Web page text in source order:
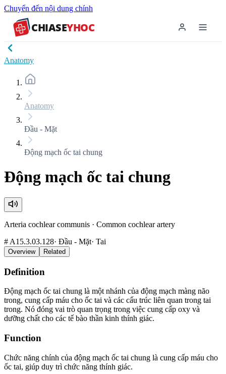
Chuyển đến nội dung chính
CHIASEYHOC
Anatomy
Anatomy
Đầu - Mặt
Động mạch ốc tai chung
Động mạch ốc tai chung
Arteria cochlear communis · Common cochlear artery
# A15.3.03.128· Đầu - Mặt· Tai
Overview Related
Definition
Động mạch ốc tai chung là một nhánh của động mạch màng não
trong, cung cấp máu cho ốc tai và các cấu trúc liên quan trong tai
trong. Nó đóng vai trò quan trọng trong việc cung cấp oxy và
dưỡng chất cho các tế bào thần kinh thính giác.
Function
Chức năng chính của động mạch ốc tai chung là cung cấp máu cho
ốc tai, giúp duy trì chức năng thính giác.